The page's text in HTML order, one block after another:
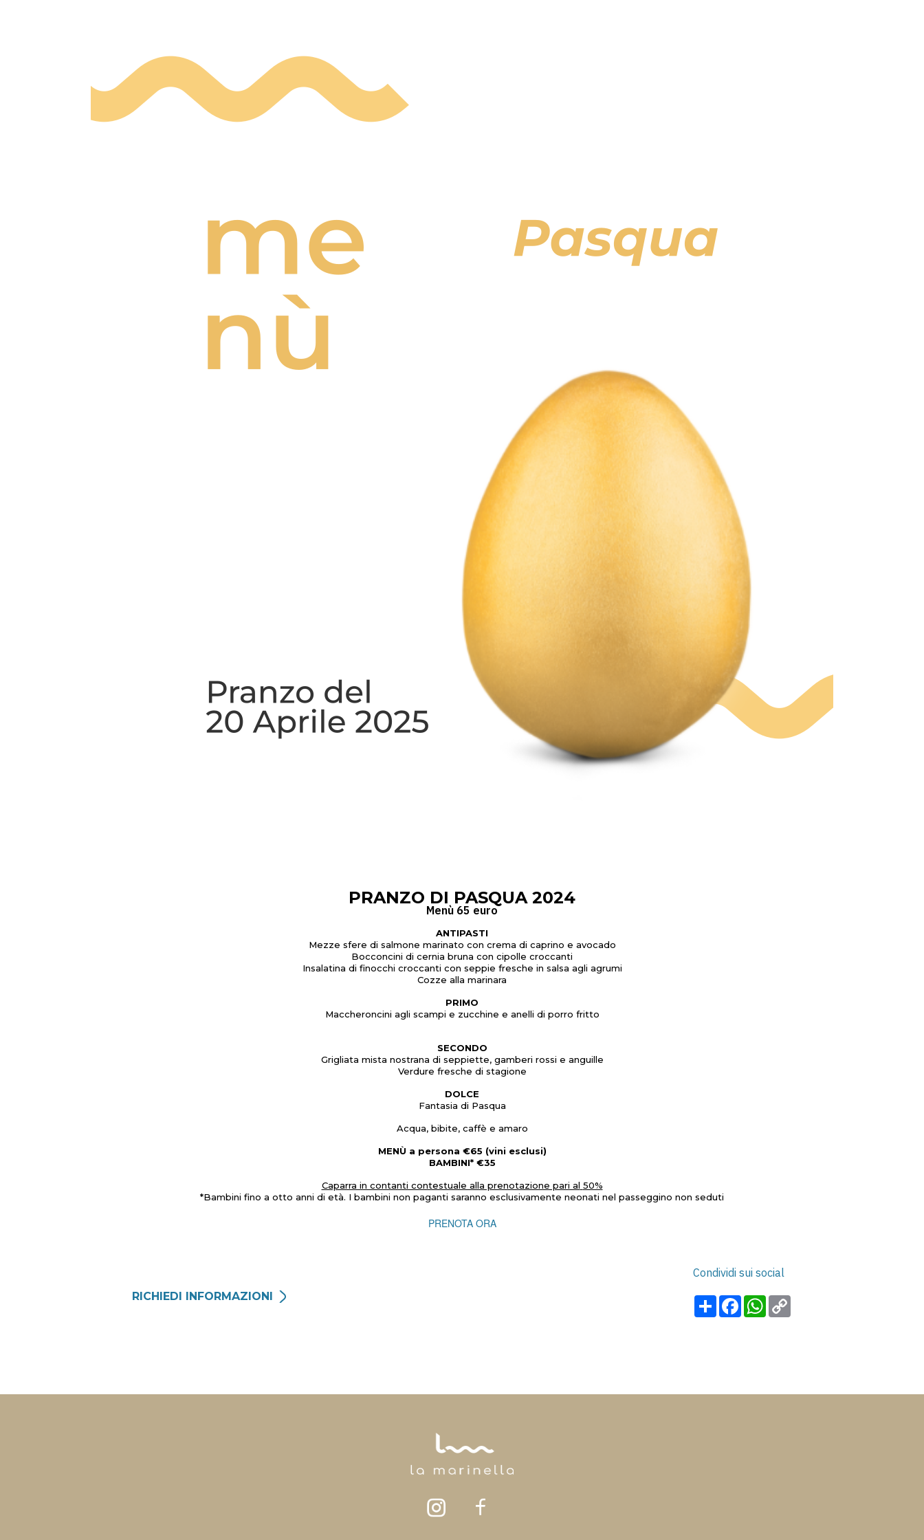
PRANZO DI PASQUA 2024
Menù 65 euro
ANTIPASTI
Mezze sfere di salmone marinato con crema di caprino e avocado
Bocconcini di cernia bruna con cipolle croccanti
Insalatina di finocchi croccanti con seppie fresche in salsa agli agrumi
Cozze alla marinara
PRIMO
Maccheroncini agli scampi e zucchine e anelli di porro fritto
SECONDO
Grigliata mista nostrana di seppiette, gamberi rossi e anguille
Verdure fresche di stagione
DOLCE
Fantasia di Pasqua
Acqua, bibite, caffè e amaro
MENÙ a persona €65 (vini esclusi)
BAMBINI* €35
Caparra in contanti contestuale alla prenotazione pari al 50%
*Bambini fino a otto anni di età. I bambini non paganti saranno esclusivamente neonati nel passeggino non seduti
PRENOTA ORA
RICHIEDI INFORMAZIONI
Condividi sui social
Share FacebookWhatsApp